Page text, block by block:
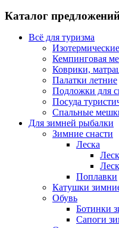
Каталог
Всё для туризма
Кемпинговая
Коврики,
Палатки летние
Подложки для
Посуда
Спальные
Для зимней рыбалки
Зимние снасти
Леска
Поплавки
Катушки
Обувь
Ботинки
Сапоги